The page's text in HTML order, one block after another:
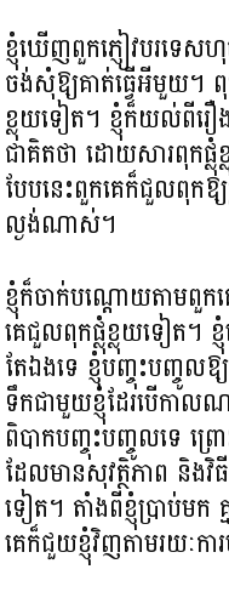
ខ្ញុំឃើញពួកភ្ញៀវបរទ
ចង់សុំឱ្យគាត់ធ្វើអីមួយ។
ខ្លុយទៀត។ ខ្ញុំក៏យល់ពីរឿ
ជាគិតថា ដោយសារពុកផ្
បែបនេះពួកគេក៏ជួលពុកឱ្
ល្ងង់ណាស់។
ខ្ញុំក៏ចាក់បណ្តោយតាមពួក
គេជួលពុកផ្លុំខ្លុយទៀត។ ខ្ញុំ
តែឯងទេ ខ្ញុំបញ្ចុះបញ្ចូ
ទឹកជាមួយខ្ញុំដែរបើកាល
ពិបាកបញ្ចុះបញ្ចូលទេ ព្រ
ដែលមានសុវត្ថិភាព និង
ទៀត។ តាំងពីខ្ញុំប្រាប់ម
គេក៏ជួយខ្ញុំវិញតាមរយៈក